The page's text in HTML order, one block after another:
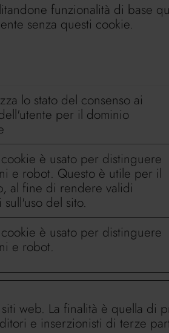
funzionalità di base
senza questi cookie.
lo stato del consenso ai
per il dominio
è usato per distinguere
e robot. Questo è utile per il
al fine di rendere validi
del sito.
è usato per distinguere
e robot.
web. La finalità è quella di
e inserzionisti di terze